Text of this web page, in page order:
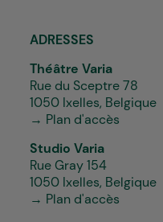
ADRESSES
Théâtre Varia
Rue du Sceptre 78
1050 Ixelles, Belgique
→ Plan d'accès
Studio Varia
Rue Gray 154
1050 Ixelles, Belgique
→ Plan d'accès